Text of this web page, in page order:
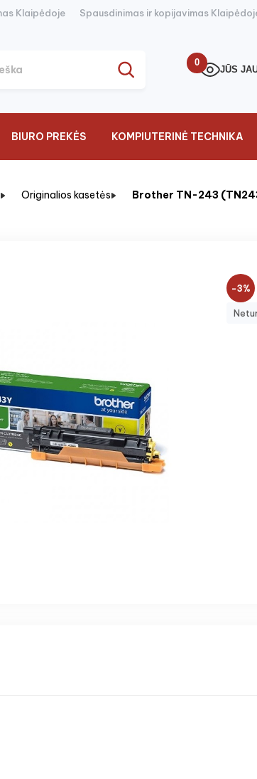
Klaipėdoje Spausdinimas ir kopijavimas
0
JŪS
BIURO PREKĖS KOMPIUTERINĖ TECHNIKA
Originalios kasetės Brother TN-243
−3%